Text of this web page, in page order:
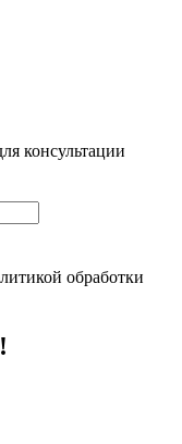
консультации
обработки